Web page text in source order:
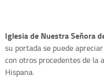
Iglesia de Nuestra Señora
su portada se puede
con otros procedentes de la
Hispana.